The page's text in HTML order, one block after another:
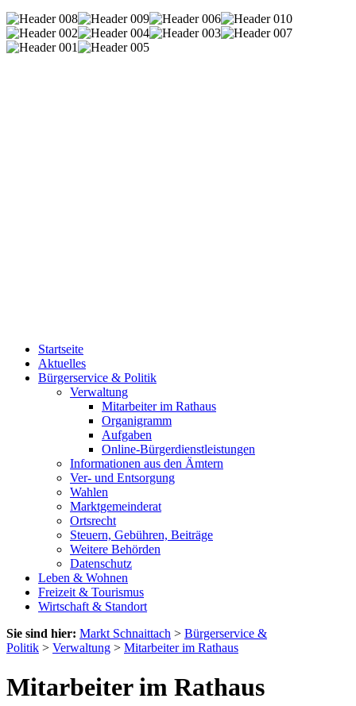
Startseite
Aktuelles
Bürgerservice & Politik
Verwaltung
Mitarbeiter im Rathaus
Organigramm
Aufgaben
Online-Bürgerdienstleistungen
Informationen aus den Ämtern
Ver- und Entsorgung
Wahlen
Marktgemeinderat
Ortsrecht
Steuern, Gebühren, Beiträge
Weitere Behörden
Datenschutz
Leben & Wohnen
Freizeit & Tourismus
Wirtschaft & Standort
Sie sind hier: Markt Schnaittach > Bürgerservice &
Politik > Verwaltung > Mitarbeiter im Rathaus
Mitarbeiter im Rathaus